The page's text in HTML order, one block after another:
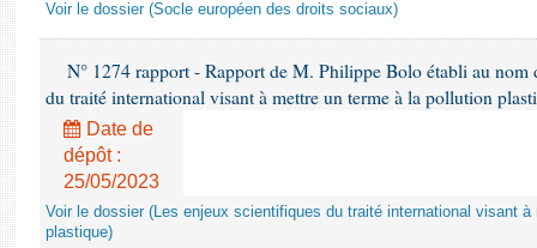
Voir le dossier (Socle européen des droits sociaux)
N° 1274 rapport - Rapport de M. Philippe Bolo établi au
du traité international visant à mettre un terme à la pollution
Date de
dépôt :
25/05/2023
Voir le dossier (Les enjeux scientifiques du traité international visant
plastique)